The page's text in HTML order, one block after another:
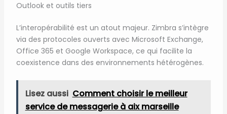
Outlook et outils tiers
L’interopérabilité est un atout majeur. Zimbra s’intègre
via des protocoles ouverts avec Microsoft Exchange,
Office 365 et Google Workspace, ce qui facilite la
coexistence dans des environnements hétérogènes.
Lisez aussi Comment choisir le meilleur
service de messagerie à aix marseille